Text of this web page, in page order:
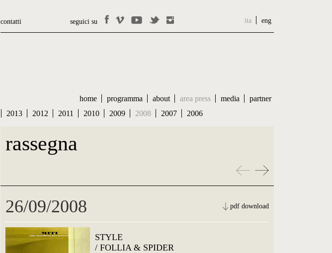
contatti seguici su ita eng
home programma about area press media
partner
2013 2012 2011 2010 2009 2008 2007 2006
rassegna
26/09/2008 pdf download
STYLE
/ FOLLIA & SPIDER